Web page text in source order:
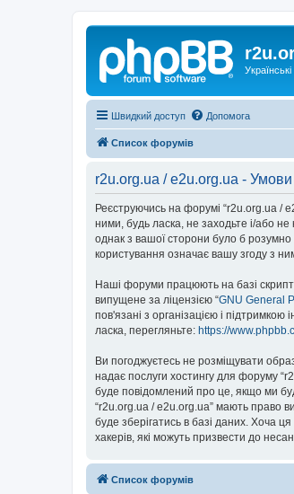
Швидкий доступ Допомога
Список форумів
r2u.org.ua / e2u.org.ua -
Реєструючись на форумі “r2u.org.ua /
ними, будь ласка, не заходьте і/або
однак з вашої сторони було б
користування означає вашу згоду з
Наші форуми працюють на базі
випущене за ліцензією “GNU General
пов'язані з організацією і
ласка, перегляньте: https://
Ви погоджуєтесь не розміщувати
надає послуги хостингу для форуму
буде повідомлений про це, якщо ми
“r2u.org.ua / e2u.org.ua” мають право
буде зберігатись в базі даних. Хоча
хакерів, які можуть призвести до
Список форумів